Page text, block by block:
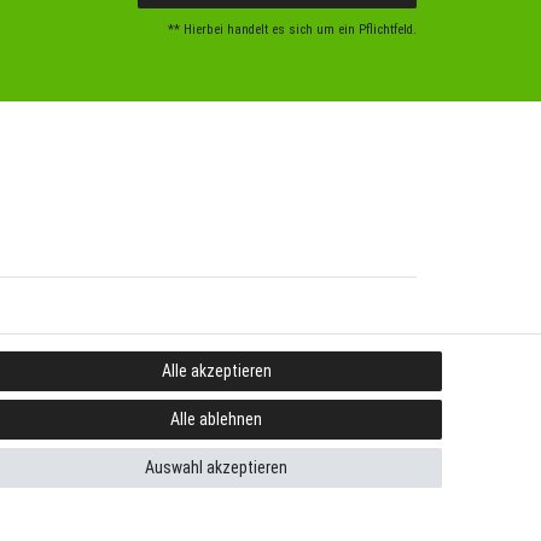
** Hierbei handelt es sich um ein Pflichtfeld.
Alle akzeptieren
Alle ablehnen
Auswahl akzeptieren